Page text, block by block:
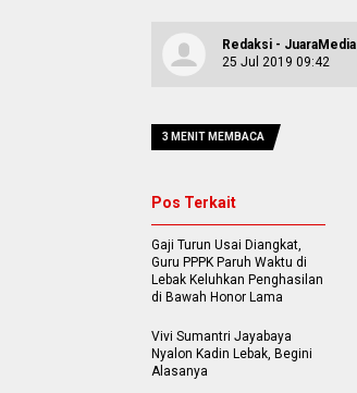
Redaksi - JuaraMedia
25 Jul 2019 09:42
3 MENIT MEMBACA
Pos Terkait
Gaji Turun Usai Diangkat,
Guru PPPK Paruh Waktu di
Lebak Keluhkan Penghasilan
di Bawah Honor Lama
Vivi Sumantri Jayabaya
Nyalon Kadin Lebak, Begini
Alasanya